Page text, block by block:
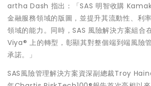
artha Dash 指出：「SAS 明智收購
金融服務領域的版圖，並提升其流動性、利
領域的能力。同時，SAS 風險解決方案組合
Viya® 上的轉型，彰顯其對整個端到端風險
承諾。」
SAS風險管理解決方案資深副總裁Troy